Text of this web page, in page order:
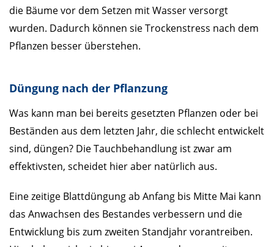
die Bäume vor dem Setzen mit Wasser versorgt
wurden. Dadurch können sie Trockenstress nach dem
Pflanzen besser überstehen.
Düngung nach der Pflanzung
Was kann man bei bereits gesetzten Pflanzen oder bei
Beständen aus dem letzten Jahr, die schlecht entwickelt
sind, düngen? Die Tauchbehandlung ist zwar am
effektivsten, scheidet hier aber natürlich aus.
Eine zeitige Blattdüngung ab Anfang bis Mitte Mai kann
das Anwachsen des Bestandes verbessern und die
Entwicklung bis zum zweiten Standjahr vorantreiben.